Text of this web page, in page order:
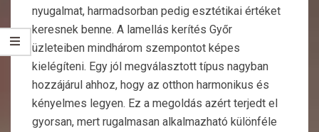
nyugalmat, harmadsorban pedig esztétikai értéket
keresnek benne. A lamellás kerítés Győr
üzleteiben mindhárom szempontot képes
kielégíteni. Egy jól megválasztott típus nagyban
hozzájárul ahhoz, hogy az otthon harmonikus és
kényelmes legyen. Ez a megoldás azért terjedt el
gyorsan, mert rugalmasan alkalmazható különféle